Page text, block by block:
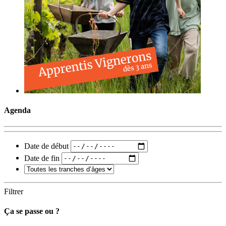
Agenda
Date de début
Date de fin
Filtrer
Ça se passe ou ?